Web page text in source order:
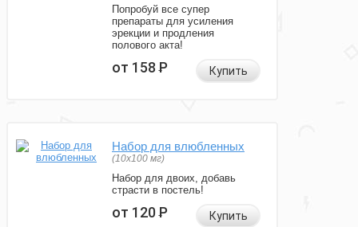
Попробуй все супер
препараты для усиления
эрекции и продления
полового акта!
от 158Р Купить
Набор для влюбленных
(10х100 мг)
Набор для двоих, добавь
страсти в постель!
от 120Р Купить